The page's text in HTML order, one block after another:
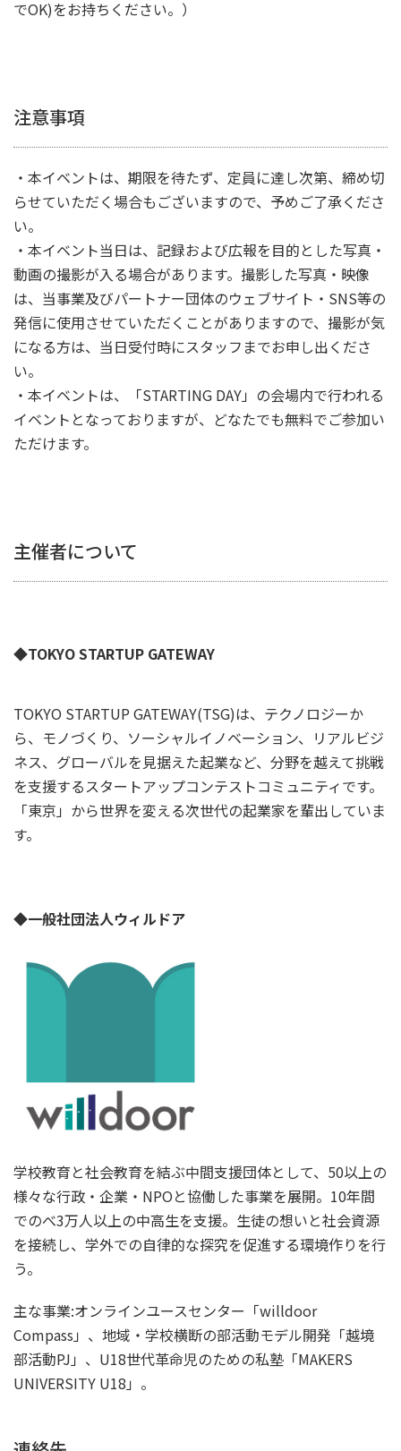
でOK)をお持ちください。）
注意事項
・本イベントは、期限を待たず、定員に達し次第、締め切
らせていただく場合もございますので、予めご了承くださ
い。
・本イベント当日は、記録および広報を目的とした写真・
動画の撮影が入る場合があります。撮影した写真・映像
は、当事業及びパートナー団体のウェブサイト・SNS等の
発信に使用させていただくことがありますので、撮影が気
になる方は、当日受付時にスタッフまでお申し出くださ
い。
・本イベントは、「STARTING DAY」の会場内で行われる
イベントとなっておりますが、どなたでも無料でご参加い
ただけます。
主催者について
◆TOKYO STARTUP GATEWAY
TOKYO STARTUP GATEWAY(TSG)は、テクノロジーか
ら、モノづくり、ソーシャルイノベーション、リアルビジ
ネス、グローバルを見据えた起業など、分野を越えて挑戦
を支援するスタートアップコンテストコミュニティです。
「東京」から世界を変える次世代の起業家を輩出していま
す。
◆一般社団法人ウィルドア
学校教育と社会教育を結ぶ中間支援団体として、50以上の
様々な行政・企業・NPOと協働した事業を展開。10年間
でのべ3万人以上の中高生を支援。生徒の想いと社会資源
を接続し、学外での自律的な探究を促進する環境作りを行
う。
主な事業:オンラインユースセンター「willdoor
Compass」、地域・学校横断の部活動モデル開発「越境
部活動PJ」、U18世代革命児のための私塾「MAKERS
UNIVERSITY U18」。